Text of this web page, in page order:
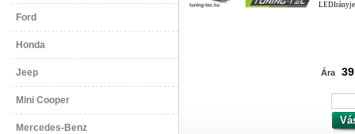
Ford
Honda
Jeep
Mini Cooper
Mercedes-Benz
Ára